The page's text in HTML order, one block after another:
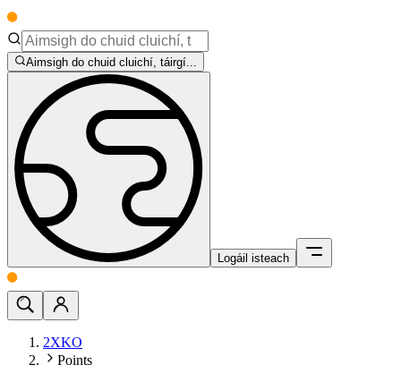
Aimsigh do chuid cluichí, táirgí...
Logáil isteach
2XKO
Points